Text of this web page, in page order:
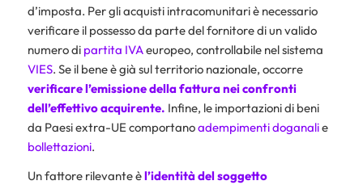
d’imposta. Per gli acquisti intracomunitari è necessario
verificare il possesso da parte del fornitore di un valido
numero di partita IVAeuropeo, controllabile nel sistema
VIES. Se il bene è già sul territorio nazionale, occorre
verificare l’emissione della fattura nei confronti
dell’effettivo acquirente. Infine, le importazioni di beni
da Paesi extra-UE comportanoadempimenti doganalie
bollettazioni.
Un fattore rilevante èl’identità del soggetto